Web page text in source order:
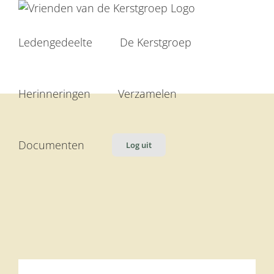
inhoudLedengedeelte De Kerstgroep
Herinneringen Verzamelen
Documenten Log uit